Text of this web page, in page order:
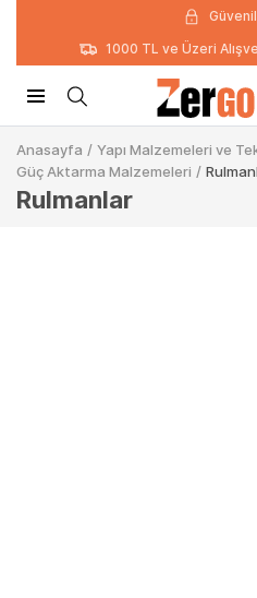
1000 TL ve Üzeri
Anasayfa / Yapı Malzemeleri ve
Güç Aktarma Malzemeleri /
Rulmanlar